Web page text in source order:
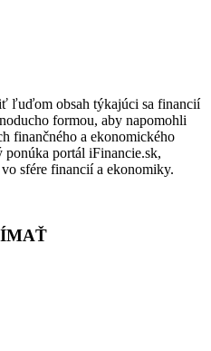
ľuďom obsah týkajúci sa financií
formou, aby napomohli
finančného a ekonomického
ponúka portál iFinancie.sk,
sfére financií a ekonomiky.